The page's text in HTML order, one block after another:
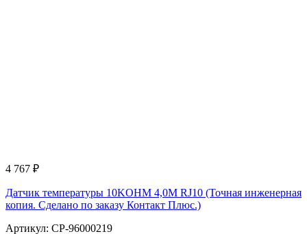
4 767 ₽
Датчик температуры 10KOHM 4,0M RJ10 (Точная инженерная
копия. Cделано по заказу Контакт Плюс.)
Артикул: CP-96000219